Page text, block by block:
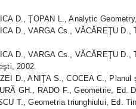
D., ŢOPAN L., Analytic
D., VARGA Cs., VĂCĂREŢU D.,
D., VARGA Cs., VĂCĂREŢU
2002.
D., ANIŢA S., COCEA C.,
GH., RADO F., Geometrie, Ed.
T., Geometria triunghiului, Ed.